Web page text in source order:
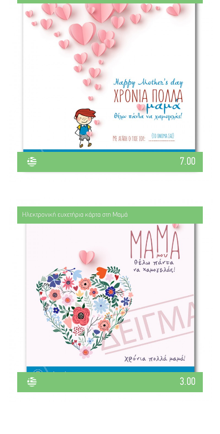
7.00
Ηλεκτρονική ευχετήρια κάρτα στη Μαμά
3.00